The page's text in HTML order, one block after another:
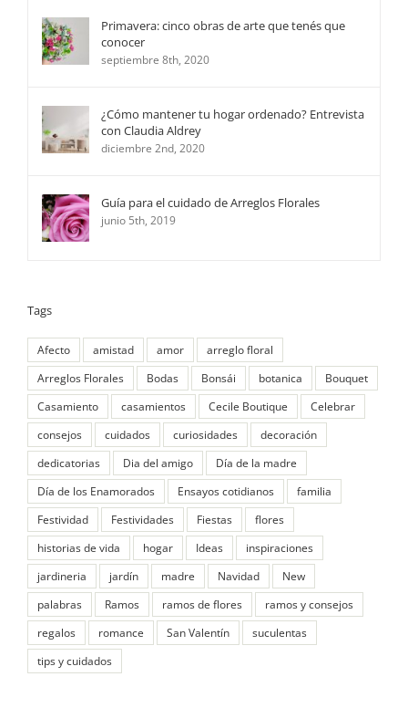
Primavera: cinco obras de arte que tenés que
conocer
septiembre 8th, 2020
¿Cómo mantener tu hogar ordenado? Entrevista
con Claudia Aldrey
diciembre 2nd, 2020
Guía para el cuidado de Arreglos Florales
junio 5th, 2019
Tags
Afecto amistad amor
arreglo floral
Arreglos Florales
Bodas Bonsái botanica
Bouquet
Casamiento
casamientos Cecile Boutique
Celebrar
consejos
cuidados curiosidades
decoración
dedicatorias
Dia del amigo
Día de la madre
Día de los Enamorados
Ensayos cotidianos
familia
Festividad
Festividades Fiestas
flores
historias de vida
hogar Ideas
inspiraciones
jardineria
jardín madre Navidad
New
palabras
Ramos ramos de flores
ramos y consejos
regalos
romance San Valentín
suculentas
tips y cuidados